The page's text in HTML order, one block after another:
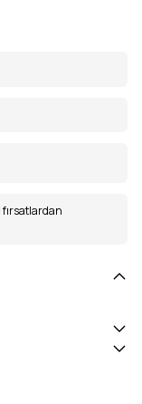
fırsatlardan